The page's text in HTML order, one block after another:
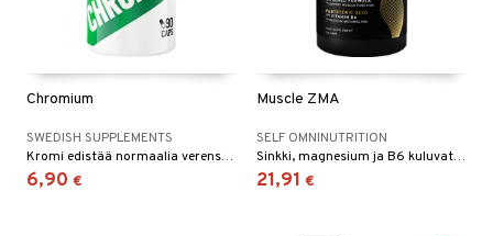
Chromium
SWEDISH SUPPLEMENTS
Kromi edistää normaalia verensokeritasoa ja normaalia ravintoaineiden aineenvaihduntaa.
6,90 €
Muscle ZMA
SELF OMNINUTRITION
Sinkki, magnesium ja B6 kuluvat nopeasti intensiivisen harjoittelun aikana ja niiden puute on tavallista aktiivisesti harjoittelevien osalta, erityisesti urheilijoiden
21,91 €